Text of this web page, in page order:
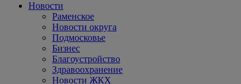
Новости
Раменское
Новости округа
Подмосковье
Бизнес
Благоустройство
Здравоохранение
Новости ЖКХ